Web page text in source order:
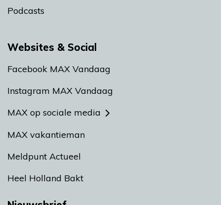
Podcasts
Websites & Social
Facebook MAX Vandaag
Instagram MAX Vandaag
MAX op sociale media
MAX vakantieman
Meldpunt Actueel
Heel Holland Bakt